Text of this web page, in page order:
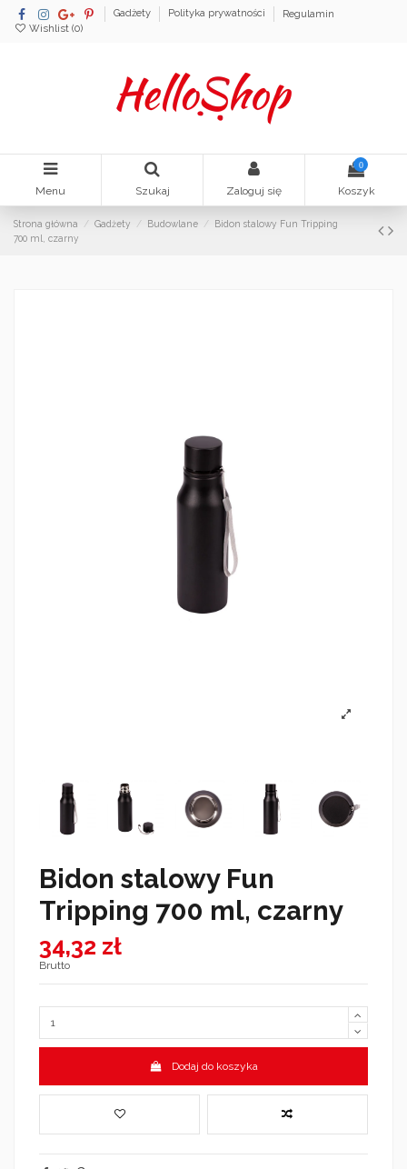
Gadżety Polityka prywatności
Regulamin
Wishlist (0)
Menu Szukaj Zaloguj się
0
Koszyk
Strona główna Gadżety Budowlane
Bidon stalowy Fun Tripping
700 ml, czarny
Bidon stalowy Fun
Tripping 700 ml, czarny
34,32 zł
Brutto
Dodaj do koszyka